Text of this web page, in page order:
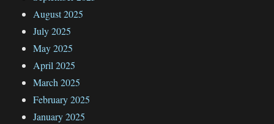
August 2025
July 2025
May 2025
April 2025
March 2025
February 2025
January 2025